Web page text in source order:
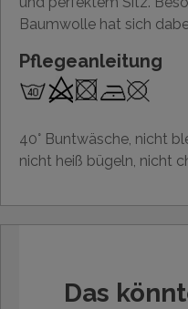
Baumwolle hat sich
Pflegeanleitung
40° Buntwäsche, nicht
nicht heiß bügeln, nicht
Das